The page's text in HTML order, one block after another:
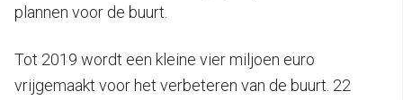
plannen voor de buurt.
Tot 2019 wordt een kleine vier miljoen euro
vrijgemaakt voor het verbeteren van de buurt. 22